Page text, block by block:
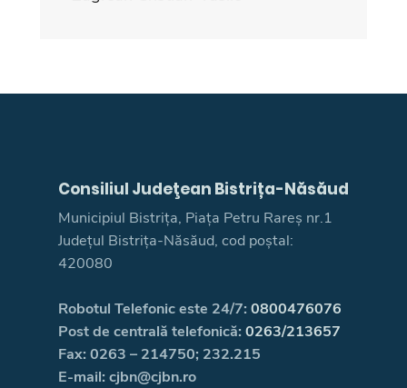
Consiliul Judeţean Bistrița-Năsăud
Municipiul Bistrița, Piața Petru Rareș nr.1
Județul Bistrița-Năsăud, cod poștal:
420080
Robotul Telefonic este 24/7: 0800476076
Post de centrală telefonică: 0263/213657
Fax: 0263 – 214750; 232.215
E-mail: cjbn@cjbn.ro